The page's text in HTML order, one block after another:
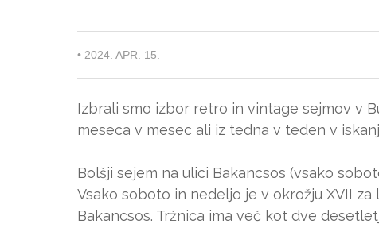
• 2024. APR. 15.
Izbrali smo izbor retro in vintage sejmov v
meseca v mesec ali iz tedna v teden v
Bolšji sejem na ulici Bakancsos (vsako
Vsako soboto in nedeljo je v okrožju XVII
Bakancsos. Tržnica ima več kot dve